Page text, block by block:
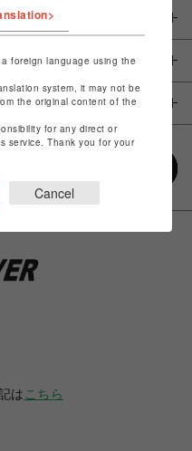
は こちら
foreign language using the
system, it may not be
the original content of the
for any direct or
service. Thank you for your
Cancel